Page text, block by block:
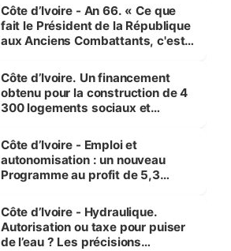
Côte d’Ivoire - An 66. « Ce que
fait le Président de la République
aux Anciens Combattants, c'est
Côte d’Ivoire. Un financement
obtenu pour la construction de 4
300 logements sociaux et
et Yamoussoukro
Côte d’Ivoire - Emploi et
autonomisation : un nouveau
Programme au profit de 5,3
Côte d’Ivoire - Hydraulique.
Autorisation ou taxe pour puiser
de l’eau ? Les précisions